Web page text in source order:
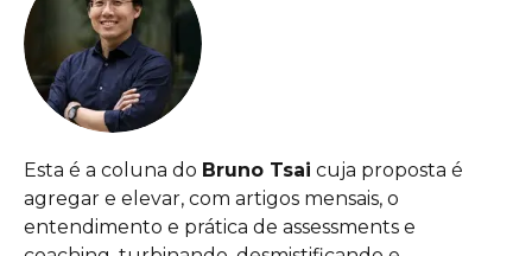
Esta é a coluna do Bruno Tsai cuja proposta é
agregar e elevar, com artigos mensais, o
entendimento e prática de assessments e